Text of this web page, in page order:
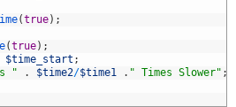
(true) ;
(true) ;
$time_start ;
" . $time2/$time1 . " Times Slower" ;